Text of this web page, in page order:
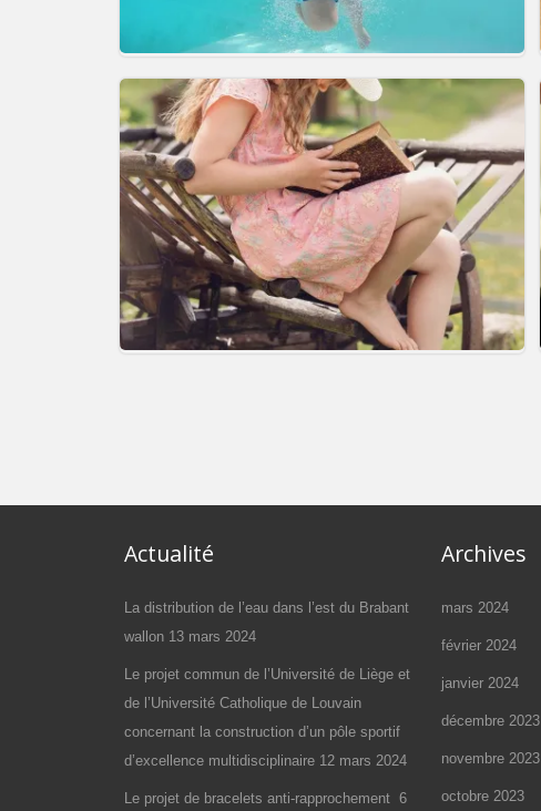
Comment éviter les noyades ?
Actualité
La distribution de l’eau dans l’est du Brabant
wallon 13 mars 2024
Le projet commun de l’Université de Liège et
de l’Université Catholique de Louvain
concernant la construction d’un pôle sportif
d’excellence multidisciplinaire 12 mars 2024
Le projet de bracelets anti-rapprochement 6
Archives
mars 2024
février 2024
janvier 2024
décembre 2023
novembre 2023
octobre 2023